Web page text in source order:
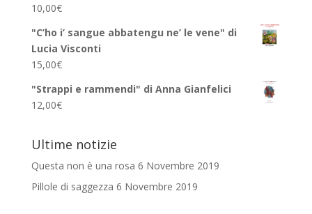
10,00€
"C’ho i’ sangue abbatengu ne’ le vene" di
Lucia Visconti
15,00€
"Strappi e rammendi" di Anna Gianfelici
12,00€
Ultime notizie
Questa non è una rosa 6 Novembre 2019
Pillole di saggezza 6 Novembre 2019